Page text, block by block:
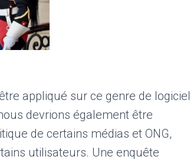
appliqué sur ce genre de logiciel
devrions également être
de certains médias et ONG,
utilisateurs. Une enquête